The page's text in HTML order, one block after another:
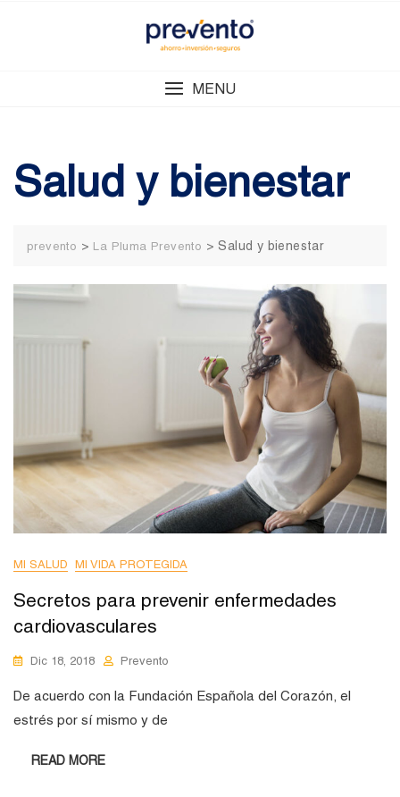
MENU
Salud y bienestar
prevento > La Pluma Prevento >Salud y bienestar
MI SALUD MI VIDA PROTEGIDA
Secretos para prevenir enfermedades
cardiovasculares
Dic 18, 2018 Prevento
De acuerdo con la Fundación Española del Corazón, el
estrés por sí mismo y de
READ MORE